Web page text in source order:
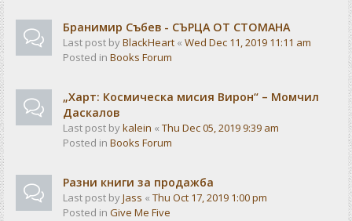
Бранимир Събев - СЪРЦА ОТ СТОМАНА
Last post byBlackHeart « Wed Dec 11, 2019 11:11 am
Posted in Books Forum
„Харт: Космическа мисия Вирон“ – Момчил
Даскалов
Last post bykalein « Thu Dec 05, 2019 9:39 am
Posted in Books Forum
Разни книги за продажба
Last post byJass « Thu Oct 17, 2019 1:00 pm
Posted in Give Me Five